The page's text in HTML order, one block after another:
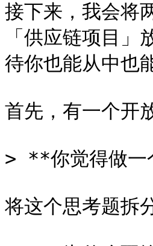
接下来，我会将
「供应链项目
待你也能从中也
首先，有一个开
> **你觉得做一
将这个思考题拆